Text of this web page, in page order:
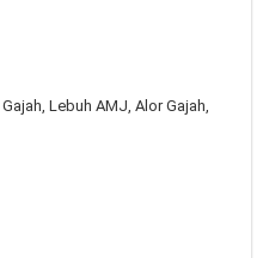
Lebuh AMJ, Alor Gajah,